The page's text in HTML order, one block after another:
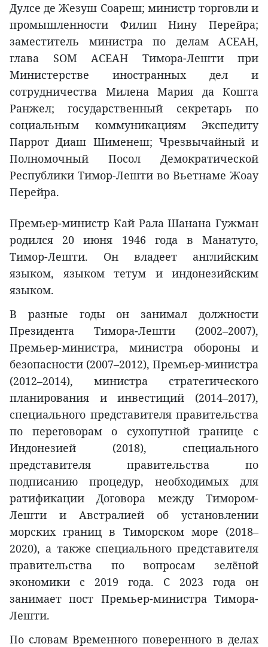
Дулсе де Жезуш Соареш; министр торговли и
промышленности Филип Нину Перейра;
заместитель министра по делам АСЕАН,
глава SOM АСЕАН Тимора-Лешти при
Министерстве иностранных дел и
сотрудничества Милена Мария да Кошта
Ранжел; государственный секретарь по
социальным коммуникациям Экспедиту
Паррот Диаш Шименеш; Чрезвычайный и
Полномочный Посол Демократической
Республики Тимор-Лешти во Вьетнаме Жоау
Перейра.
Премьер-министр Кай Рала Шанана Гужман
родился 20 июня 1946 года в Манатуто,
Тимор-Лешти. Он владеет английским
языком, языком тетум и индонезийским
языком.
В разные годы он занимал должности
Президента Тимора-Лешти (2002–2007),
Премьер-министра, министра обороны и
безопасности (2007–2012), Премьер-министра
(2012–2014), министра стратегического
планирования и инвестиций (2014–2017),
специального представителя правительства
по переговорам о сухопутной границе с
Индонезией (2018), специального
представителя правительства по
подписанию процедур, необходимых для
ратификации Договора между Тимором-
Лешти и Австралией об установлении
морских границ в Тиморском море (2018–
2020), а также специального представителя
правительства по вопросам зелёной
экономики с 2019 года. С 2023 года он
занимает пост Премьер-министра Тимора-
Лешти.
По словам Временного поверенного в делах